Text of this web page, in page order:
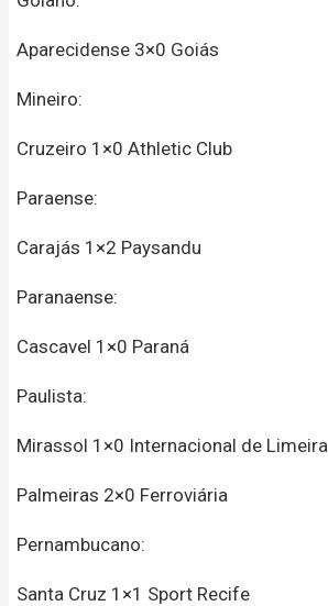
Aparecidense 3×0 Goiás
Mineiro:
Cruzeiro 1×0 Athletic Club
Paraense:
Carajás 1×2 Paysandu
Paranaense:
Cascavel 1×0 Paraná
Paulista:
Mirassol 1×0 Internacional de Limeira
Palmeiras 2×0 Ferroviária
Pernambucano:
Santa Cruz 1×1 Sport Recife